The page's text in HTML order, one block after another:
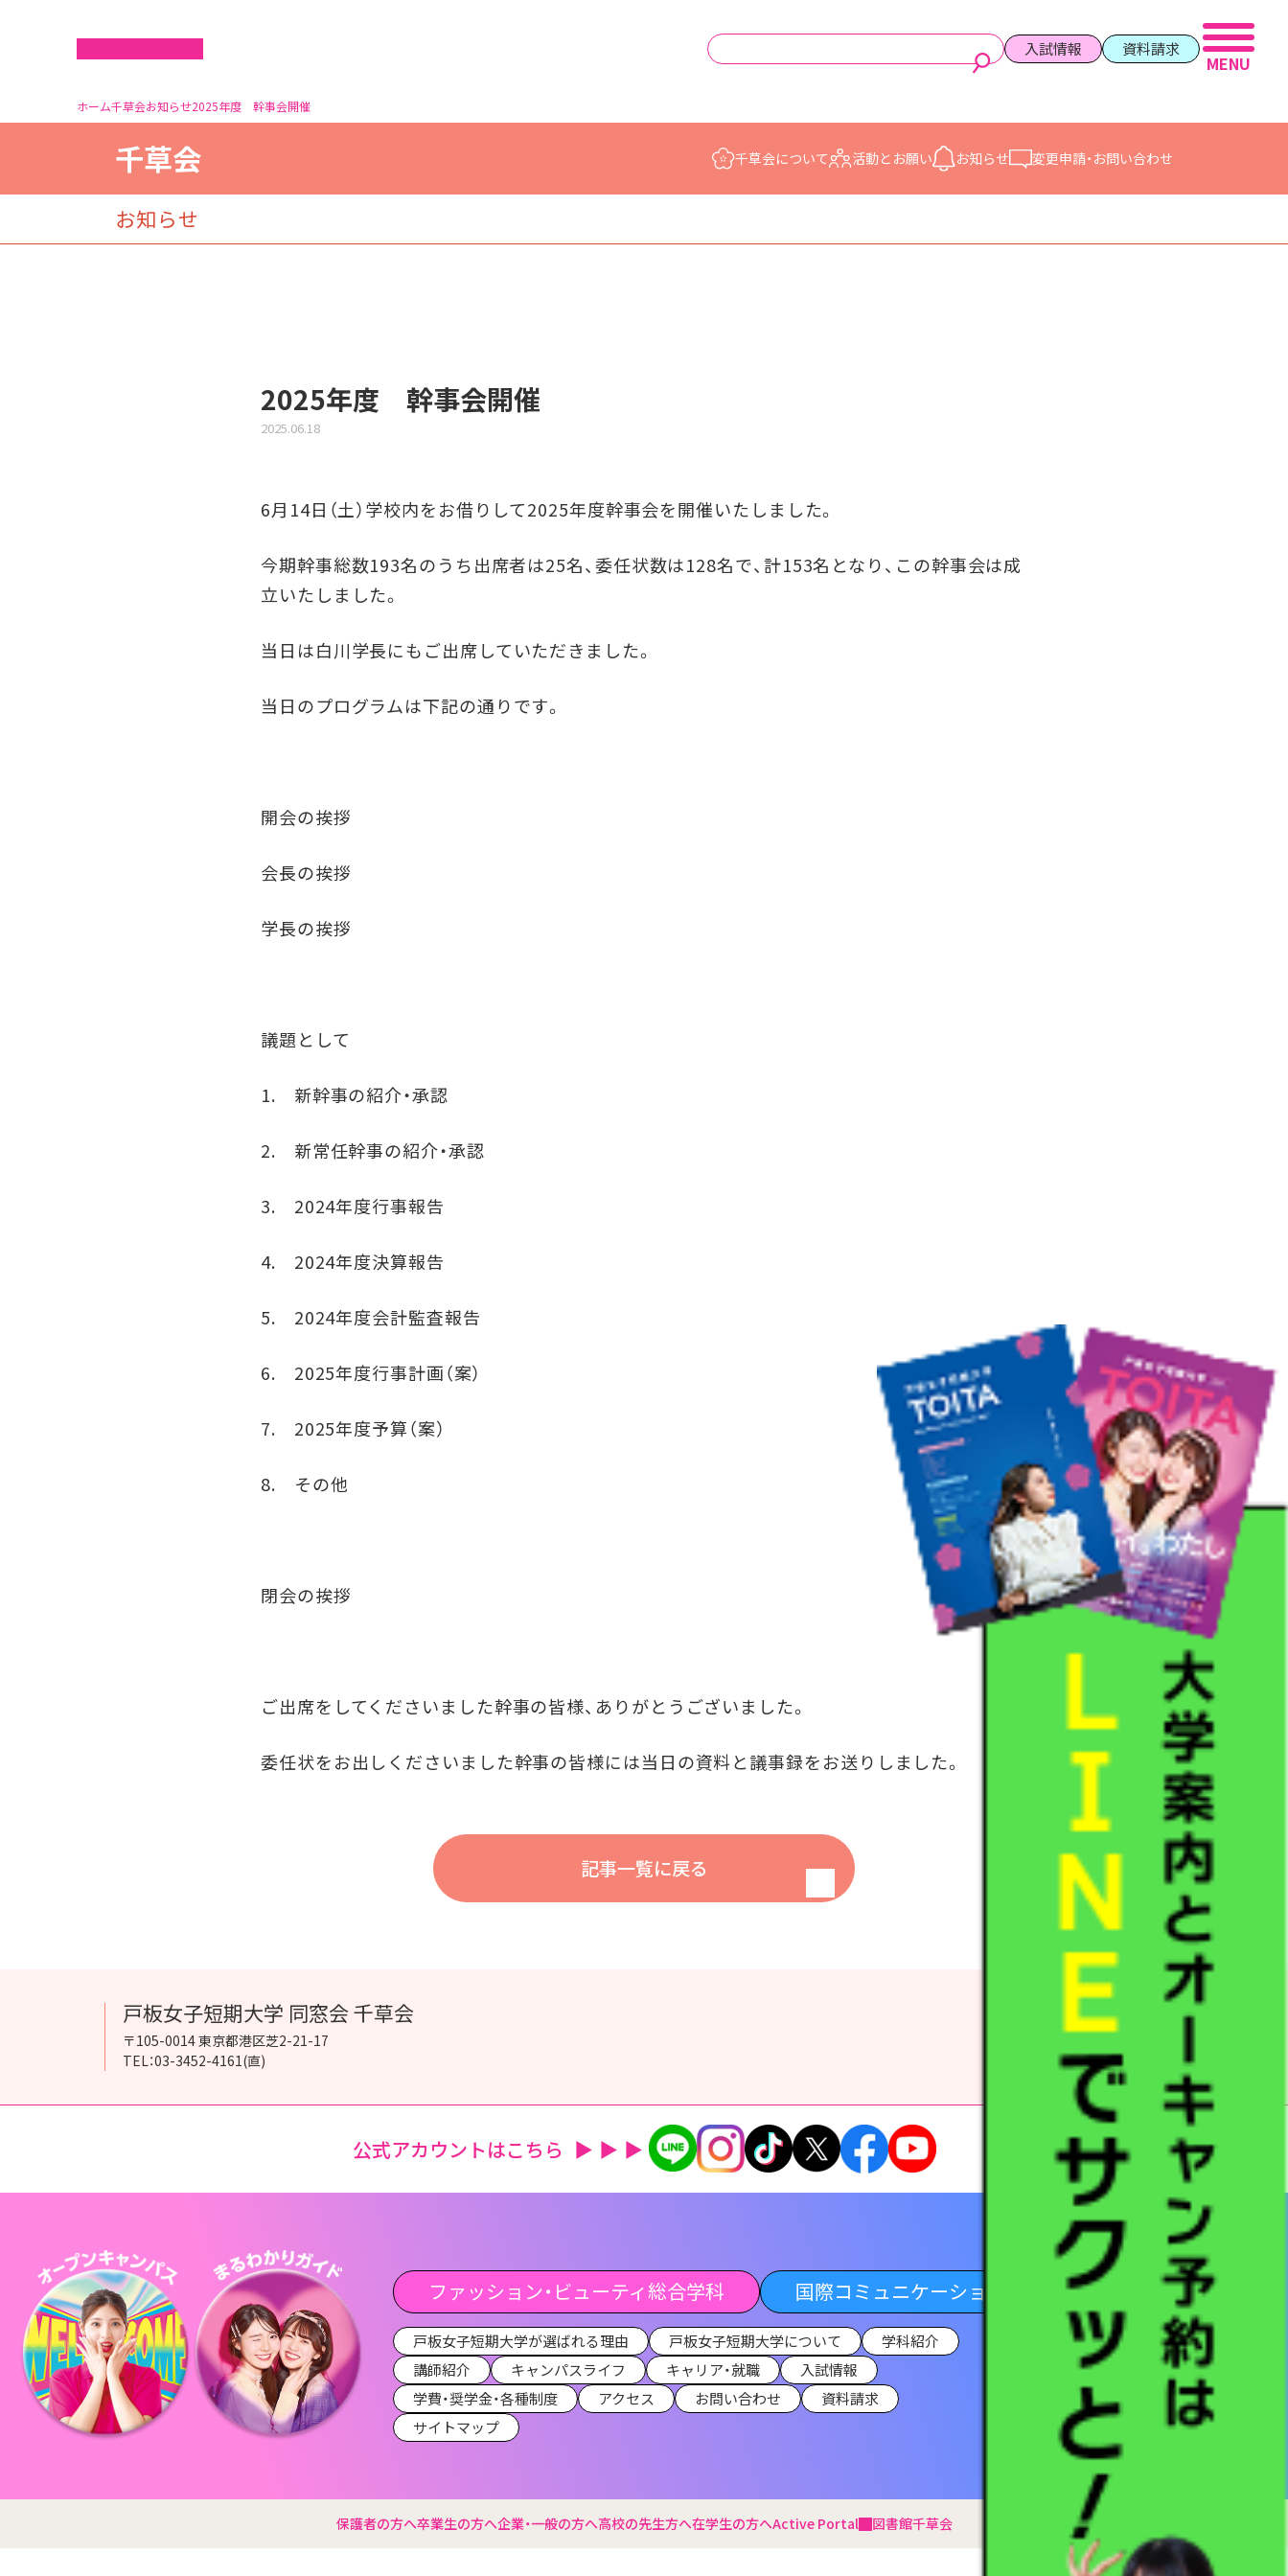
入試情報 資料請求
ホーム千草会お知らせ2025年度 幹事会開催
千草会 千草会について 活動と お願い お知らせ 変更申請・ お問い合わせ
お知らせ
2025年度 幹事会開催
2025.06.18
6月14日（土）学校内をお借りして2025年度幹事会を開催いたしました。
今期幹事総数193名のうち出席者は25名、委任状数は128名で、計153名となり、この幹事会は成
立いたしました。
当日は白川学長にもご出席していただきました。
当日のプログラムは下記の通りです。
開会の挨拶
会長の挨拶
学長の挨拶
議題として
1. 新幹事の紹介・承認
2. 新常任幹事の紹介・承認
3. 2024年度行事報告
4. 2024年度決算報告
5. 2024年度会計監査報告
6. 2025年度行事計画（案）
7. 2025年度予算（案）
8. その他
閉会の挨拶
ご出席をしてくださいました幹事の皆様、ありがとうございました。
委任状をお出しくださいました幹事の皆様には当日の資料と議事録をお送りしました。
記事一覧に戻る
戸板女子短期大学 同窓会 千草会
〒105-0014 東京都港区芝2-21-17
TEL：03-3452-4161(直)
公式アカウントはこちら
ファッション・ビューティ総合学科 国際コミュニケーション学科
戸板女子短期大学が選ばれる理由 戸板女子短期大学について
学科紹介
講師紹介
キャンパスライフ キャリア・就職
入試情報
学費・奨学金・各種制度
アクセス お問い合わせ
資料請求
サイトマップ
保護者の方へ卒業生の方へ企業・一般の方へ高校の先生方へ在学生の方へActive Portal 図書館千草会